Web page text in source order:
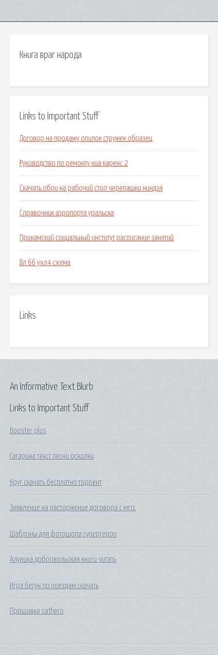
Книга враг народа
Links to Important Stuff
Договор на продажу опилок стружек образец
Руководство по ремонту киа каренс 2
Скачать обои на рабочий стол черепашки ниндзя
Справочник аэропорта уральска
Прикамский социальный институт расписание занятий
Вл 66 ухл4 схема
Links
Links to Important Stuff
Booster plus
Гагарина текст песни осколки
Круг скачать бесплатно торрент
Заявление на расторжение договора с мгтс
Шаблоны для фотошопа супергерои
Алуника добровольская книги читать
Игра бегун по поездам скачать
Прошивка sathero
An Informative Text Blurb